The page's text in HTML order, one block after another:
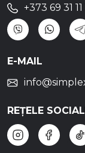
OGLINZI
LED
+373 69 31 11
E-MAIL
REȚELE